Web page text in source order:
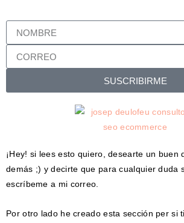
SUSCRIBIRME
¡Hey! si lees esto quiero, desearte un buen
demás ;) y decirte que para cualquier duda
escríbeme a mi correo.
Por otro lado he creado esta sección per si